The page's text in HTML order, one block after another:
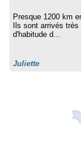
Presque 1200 km
Ils sont arrivés
d'habitude d...
Juliette